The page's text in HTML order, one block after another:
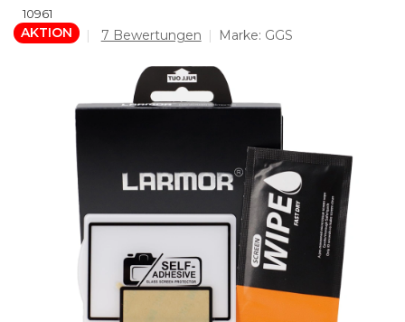
10961
AKTION
Die
Produktbewertung
4,6
7 Bewertungen Marke: GGS